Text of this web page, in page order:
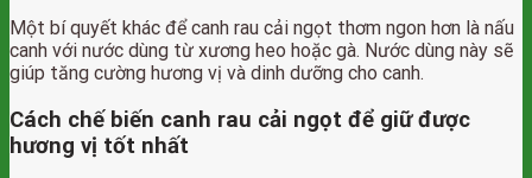
Một bí quyết khác để canh rau cải ngọt thơm ngon hơn là nấu
canh với nước dùng từ xương heo hoặc gà. Nước dùng này sẽ
giúp tăng cường hương vị và dinh dưỡng cho canh.
Cách chế biến canh rau cải ngọt để giữ được
hương vị tốt nhất